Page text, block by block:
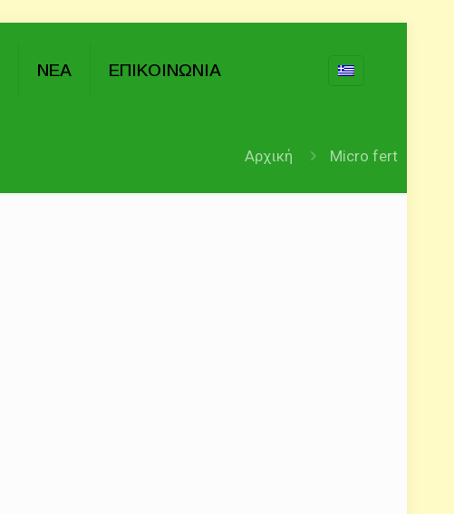
ΝΕΑ ΕΠΙΚΟΙΝΩΝΙΑ
Αρχική Micro fert